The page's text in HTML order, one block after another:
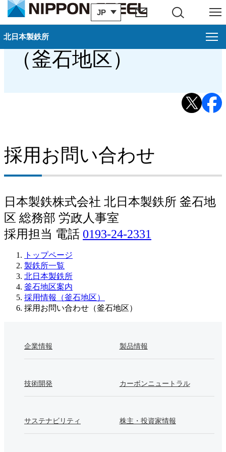
JP
サイト内検索 メニュー
北日本製鉄所 閉じ
北日本製鉄所
釜石地区案内
アクセス・地図（釜石地区）
環境への取り組み（釜石地区）
地域・社会貢献（釜石地区）
採用情報（釜石地区）
製品紹介（釜石地区）
ISO登録証・JIS認証書（釜石地区）
採用お問い合わせ
（釜石地区）
採用お問い合わせ
日本製鉄株式会社 北日本製鉄所 釜石地
区 総務部 労政人事室
採用担当 電話 0193-24-2331
トップページ
製鉄所一覧
北日本製鉄所
釜石地区案内
採用情報（釜石地区）
採用お問い合わせ（釜石地区）
企業情報 製品情報
技術開発 カーボンニュートラル
サステナビリティ 株主・投資家情報